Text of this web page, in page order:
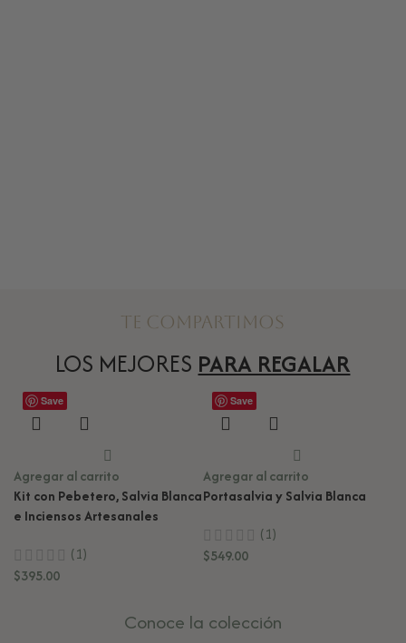
Te compartimos
LOS MEJORES PARA REGALAR
Save
Agregar al carrito
Kit con Pebetero, Salvia Blanca
e Inciensos Artesanales
(1)
$395.00
Save
Agregar al carrito
Portasalvia y Salvia Blanca
(1)
$549.00
Conoce la colección